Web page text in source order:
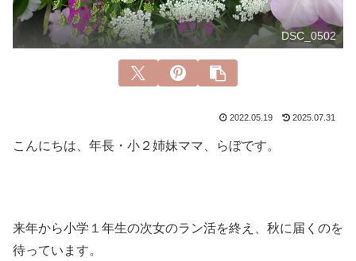
DSC_0502
2022.05.19 2025.07.31
こんにちは、年長・小２姉妹ママ、らぼです。
来年から小学１年生の次女のラン活を終え、秋に届くのを
待っています。